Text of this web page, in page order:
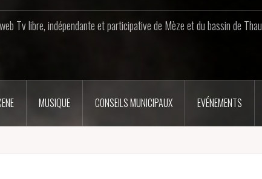
Tv libre, indépendante et participative de Mèze et du bassin de Thau
MUSIQUE CONSEILS MUNICIPAUX EVÉNEMENTS